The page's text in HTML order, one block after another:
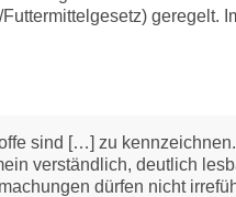
geregelt.
sind […] zu
verständlich, deutlich
dürfen nicht